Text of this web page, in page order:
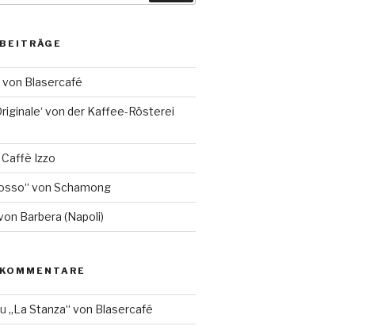
von Blasercafé
von der Kaffee-Rösterei
Caffè Izzo
von Schamong
Barbera (Napoli)
„La Stanza“ von Blasercafé